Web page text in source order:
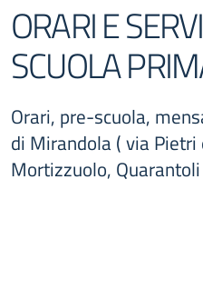
ORARI E
SCUOLA
Orari, pre-scuola,
di Mirandola ( via
Mortizzuolo,